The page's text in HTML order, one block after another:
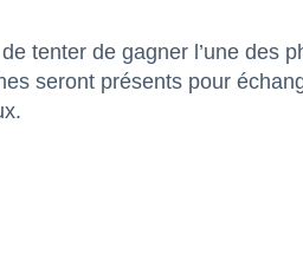
tenter de gagner l’une des
seront présents pour